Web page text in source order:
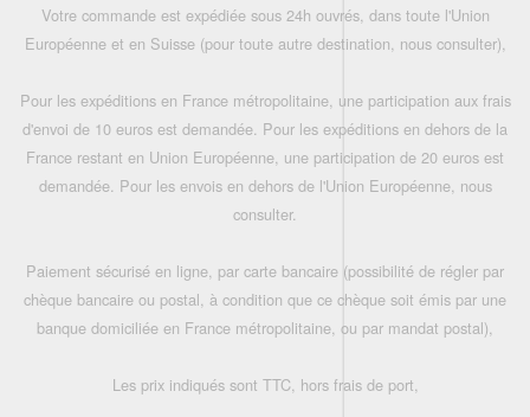
Votre commande est expédiée sous 24h ouvrés, dans toute l'Union
Européenne et en Suisse (pour toute autre destination, nous consulter),
Pour les expéditions en France métropolitaine, une participation aux frais
d'envoi de 10 euros est demandée. Pour les expéditions en dehors de la
France restant en Union Européenne, une participation de 20 euros est
demandée. Pour les envois en dehors de l'Union Européenne, nous
consulter.
Paiement sécurisé en ligne, par carte bancaire (possibilité de régler par
chèque bancaire ou postal, à condition que ce chèque soit émis par une
banque domiciliée en France métropolitaine, ou par mandat postal),
Les prix indiqués sont TTC, hors frais de port,